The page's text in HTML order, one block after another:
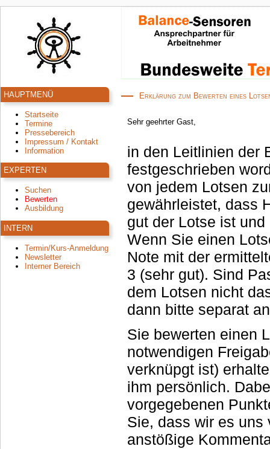
HAUPTMENÜ
Startseite
Termine
Pressebereich
Impressum / Kontakt
Information
EXPERTEN
Suchen
Bewerten
Ausbildung
INTERN
Termin/Kurs-Anmeldung
Newsletter
Interner Bereich
Erklärung zum Bewerten eines
Sehr geehrter Gast,
in den Leitlinien der
festgeschrieben
von jedem Lotsen zum
gewährleistet, dass
gut der Lotse ist
Wenn Sie einen
Note mit der ermittelten Zufriedenheitszahl zwischen 0
3 (sehr gut). Sind
dem Lotsen nicht
dann bitte separat
Sie bewerten einen
notwendigen
verknüpgt ist)
ihm persönlich.
vorgegebenen
Sie, dass wir es uns
anstößige